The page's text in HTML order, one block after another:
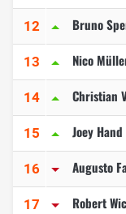
12 Bruno
13 Nico
14 Christian
15 Joey Hand
16 Augusto
17 Robert